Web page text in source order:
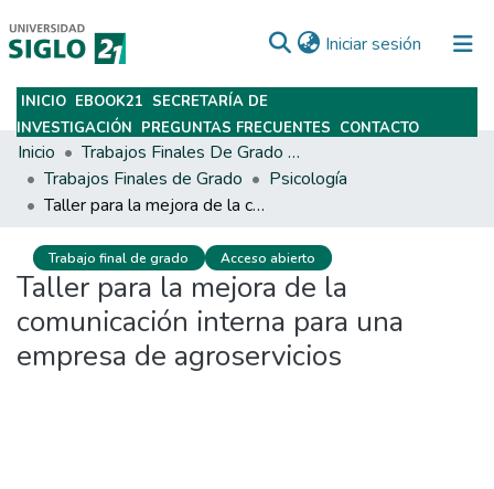
Iniciar sesión (current)
Subir
INICIO EBOOK21 SECRETARÍA DE
INVESTIGACIÓN PREGUNTAS FRECUENTES CONTACTO
Inicio
Trabajos Finales De Grado Y Posgrado
Trabajos Finales de Grado
Psicología
Taller para la mejora de la comunicación interna para una empresa de agroservicios
Trabajo final de grado Acceso abierto
Taller para la mejora de la
comunicación interna para una
empresa de agroservicios